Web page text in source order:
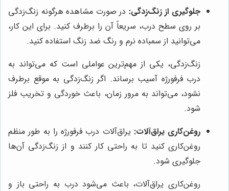
جلوگیری از زنگ‌زدگی: در صورت مشاهده هرگونه زنگ‌زدگی
بر روی سطح درب، سریعاً آن را برطرف کنید. برای این کار،
می‌توانید از سمباده نرم و رنگ ضد زنگ استفاده کنید.
زنگ‌زدگی، یکی از مهم‌ترین عواملی است که می‌تواند به
درب فرفورژه آسیب برساند. اگر زنگ‌زدگی به موقع برطرف
نشود، می‌تواند به مرور زمان، باعث خوردگی و تخریب فلز
شود.
روغن‌کاری یراق‌آلات: یراق‌آلات درب فرفورژه را به طور منظم
روغن‌کاری کنید تا به راحتی کار کنند و از زنگ‌زدگی آن‌ها
جلوگیری شود.
روغن‌کاری یراق‌آلات، باعث می‌شود درب به راحتی باز و